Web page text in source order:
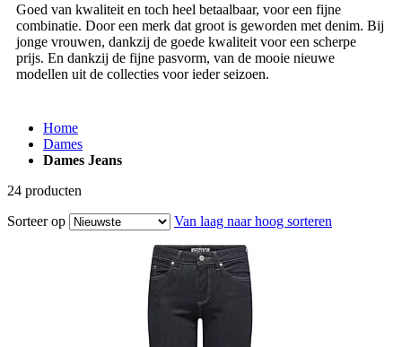
Goed van kwaliteit en toch heel betaalbaar, voor een fijne
combinatie. Door een merk dat groot is geworden met denim. Bij
jonge vrouwen, dankzij de goede kwaliteit voor een scherpe
prijs. En dankzij de fijne pasvorm, van de mooie nieuwe
modellen uit de collecties voor ieder seizoen.
Home
Dames
Dames Jeans
24 producten
Sorteer op
Van laag naar hoog sorteren